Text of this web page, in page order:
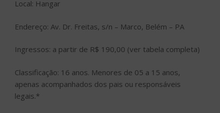
Local: Hangar
Endereço: Av. Dr. Freitas, s/n – Marco, Belém – PA
Ingressos: a partir de R$ 190,00 (ver tabela completa)
Classificação: 16 anos. Menores de 05 a 15 anos,
apenas acompanhados dos pais ou responsáveis
legais.*